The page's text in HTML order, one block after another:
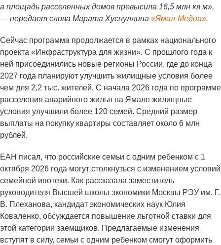
а площадь расселенных домов превысила 16,5 млн кв м»,
— передает слова Марата Хуснуллина «Ямал-Медиа».
Сейчас программа продолжается в рамках национального
проекта «Инфраструктура для жизни». С прошлого года к
ней присоединились новые регионы России, где до конца
2027 года планируют улучшить жилищные условия более
чем для 2,2 тыс. жителей. С начала 2026 года по программе
расселения аварийного жилья на Ямале жилищные
условия улучшили более 120 семей. Средний размер
выплаты на покупку квартиры составляет около 6 млн
рублей.
ЕАН писал, что российские семьи с одним ребенком с 1
октября 2026 года могут столкнуться с изменением условий
семейной ипотеки. Как рассказала заместитель
руководителя Высшей школы экономики Москвы РЭУ им. Г.
В. Плеханова, кандидат экономических наук Юлия
Коваленко, обсуждается повышение льготной ставки для
этой категории заемщиков. Предлагаемые изменения
вступят в силу, семьи с одним ребенком смогут оформить